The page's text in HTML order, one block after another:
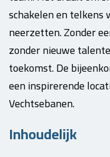
schakelen en
neerzetten. Zonder
zonder nieuwe
toekomst. De
een inspirerende
Vechtsebanen.
Inhoudelijk